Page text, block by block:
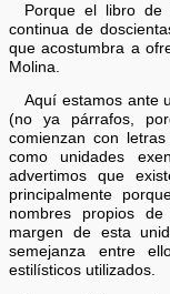
Porque el libro de
continua de
que acostumbra a
Molina.
Aquí estamos ante
(no ya párrafos,
comienzan con
como unidades
advertimos que
principalmente
nombres propios
margen de esta
semejanza entre
estilísticos utilizados.